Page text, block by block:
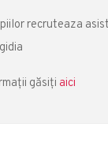
recruteaza
găsiți aici